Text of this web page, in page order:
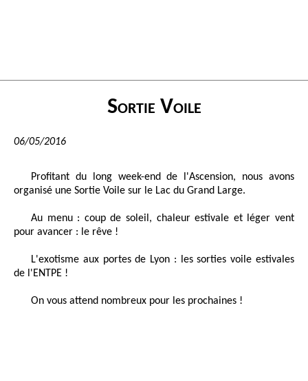
Sortie Voile
06/05/2016
Profitant du long week-end de l'Ascension, nous avons
organisé une Sortie Voile sur le Lac du Grand Large.
Au menu : coup de soleil, chaleur estivale et léger vent
pour avancer : le rêve !
L'exotisme aux portes de Lyon : les sorties voile estivales
de l'ENTPE !
On vous attend nombreux pour les prochaines !